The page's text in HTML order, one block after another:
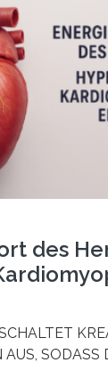
– genutzt
Eiweiß
der
zählt
stellt…
des
SODASS